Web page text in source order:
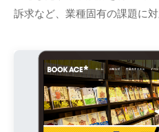
訴求など、業種固有の課題に対